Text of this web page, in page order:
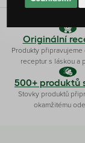
Originální
Produkty
receptur s láskou a
500+ produktů
Stovky produktů
okamžitému